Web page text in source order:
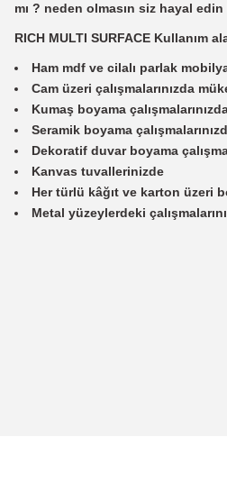
mı ? neden olmasın siz hayal
RICH MULTI SURFACE Kullanım
Ham mdf ve cilalı parlak
Cam üzeri çalışmalarınızda
Kumaş boyama
Seramik boyama
Dekoratif duvar boyama
Kanvas tuvallerinizde
Her türlü kâğıt ve karton üzeri
Metal yüzeylerdeki